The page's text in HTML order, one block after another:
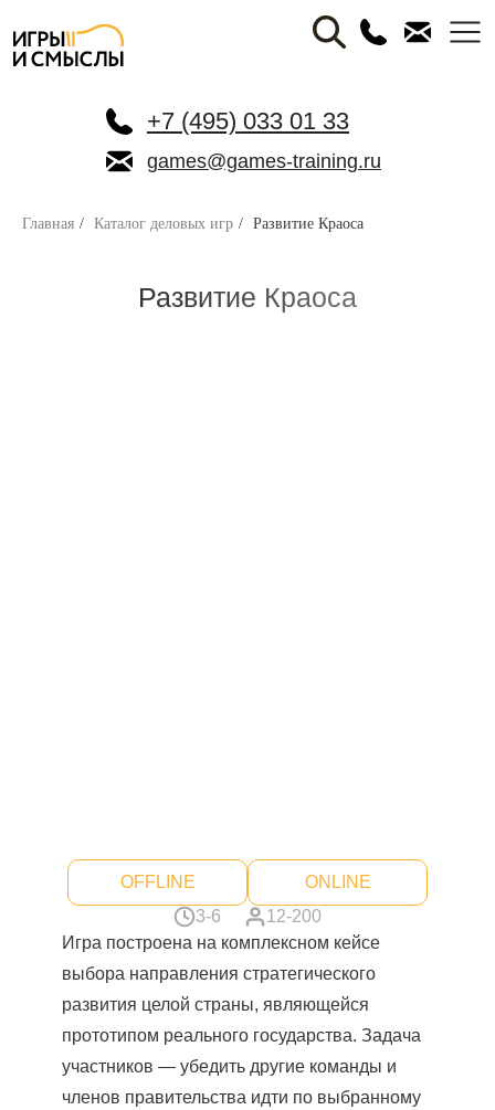
+7 (495) 033 01 33
games@games-training.ru
Главная / Каталог деловых игр / Развитие Краоса
OFFLINE
ONLINE
3-6
12-200
Игра построена на комплексном кейсе
выбора направления стратегического
развития целой страны, являющейся
прототипом реального государства. Задача
участников — убедить другие команды и
членов правительства идти по выбранному
Развитие Краоса